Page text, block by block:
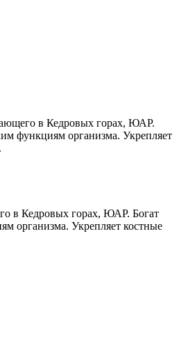
в Кедровых горах, ЮАР.
функциям организма. Укрепляет
в Кедровых горах, ЮАР. Богат
организма. Укрепляет костные